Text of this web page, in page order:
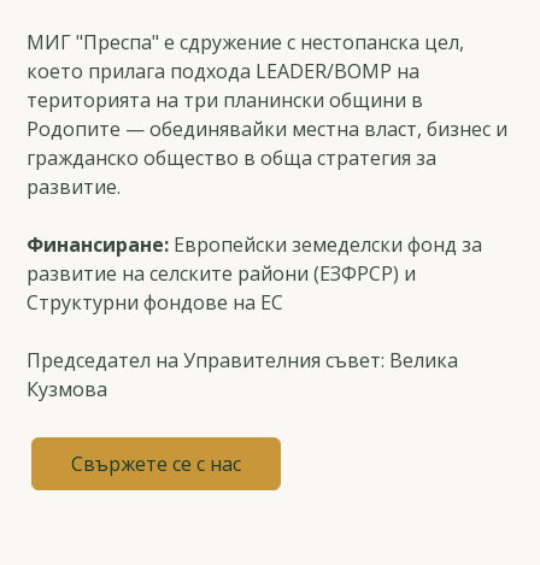
МИГ "Преспа" е сдружение с нестопанска цел,
което прилага подхода LEADER/ВОМР на
територията на три планински общини в
Родопите — обединявайки местна власт, бизнес и
гражданско общество в обща стратегия за
развитие.
Финансиране: Европейски земеделски фонд за
развитие на селските райони (ЕЗФРСР) и
Структурни фондове на ЕС
Председател на Управителния съвет: Велика
Кузмова
Свържете се с нас